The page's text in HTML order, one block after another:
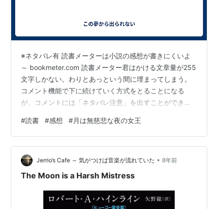
※ネタバレ有 読書メーターは小説の感想が書きにくいよ
～ bookmeter.com 読書メーター君はかける文章量が255
文字しかない。わりとあっという間に埋まってしまう。
コメント機能で下に続けていく方式をとることになる
が、コメントには「ネタバレ注意」を出すことができな
うワケでネタバレ有の感想なのだが。 結末が私の好きな
モノではなかった。 本がつまらなかったわけでは無い。
読書メーターに書いた下記はウソではなく、読んでるう
ちにワクワクしてくるすごい良い本だと思う。 読み手に
よって受け取り方、想像の膨らませ方が変わる良い小説
#読書 #感想 #月は無慈悲な夜の女王
Jerrio’s Cafe ～ 気がつけば音楽が流れていた • 8年前
The Moon is a Harsh Mistress